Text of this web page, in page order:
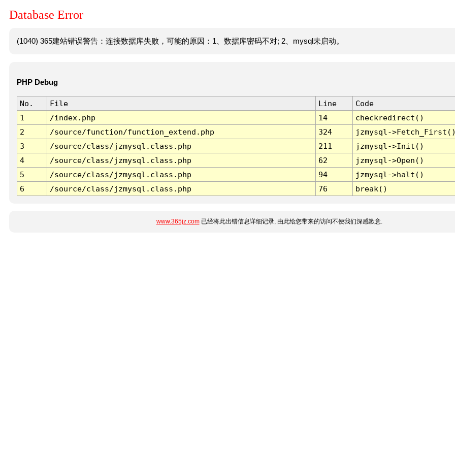
Database Error
(1040) 365建站错误警告：连接数据库失败，可能的原因：1、数据库密码不对; 2、mysql未启动。
PHP Debug
No. File Line
Code
1
/index.php 14
checkredirect()
2
/source/function/function_extend.php 324
jzmysql-
3
/source/class/jzmysql.class.php 211
jzmysql->Init()
4
/source/class/jzmysql.class.php 62
jzmysql->Open()
5
/source/class/jzmysql.class.php 94
jzmysql->halt()
6
/source/class/jzmysql.class.php 76 break()
www.365jz.com已经将此出错信息详细记录, 由此给您带来的访问不便我们深感歉意.